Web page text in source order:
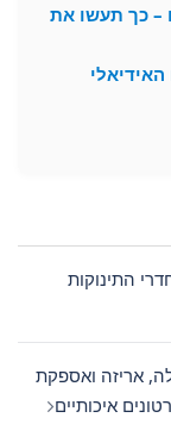
– כך תעשו את
התינוקות
אריזה ואספקת
איכותיים